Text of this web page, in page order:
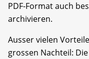
PDF-Format auch
archivieren.
Ausser vielen
grossen Nachteil: